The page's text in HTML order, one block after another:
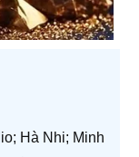
Hà Nhi; Minh